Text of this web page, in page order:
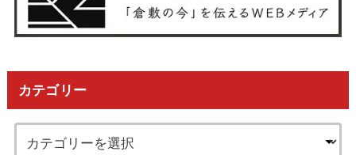
カテゴリー